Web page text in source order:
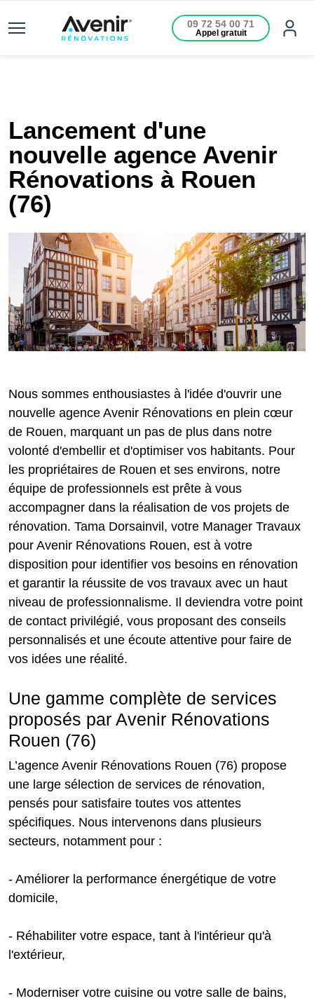
09 72 54 00 71
Appel gratuit
Lancement d'une
nouvelle agence Avenir
Rénovations à Rouen
(76)
Nous sommes enthousiastes à l'idée d'ouvrir une
nouvelle agence Avenir Rénovations en plein cœur
de Rouen, marquant un pas de plus dans notre
volonté d'embellir et d'optimiser vos habitants. Pour
les propriétaires de Rouen et ses environs, notre
équipe de professionnels est prête à vous
accompagner dans la réalisation de vos projets de
rénovation. Tama Dorsainvil, votre Manager Travaux
pour Avenir Rénovations Rouen, est à votre
disposition pour identifier vos besoins en rénovation
et garantir la réussite de vos travaux avec un haut
niveau de professionnalisme. Il deviendra votre point
de contact privilégié, vous proposant des conseils
personnalisés et une écoute attentive pour faire de
vos idées une réalité.
Une gamme complète de services
proposés par Avenir Rénovations
Rouen (76)
L’agence Avenir Rénovations Rouen (76) propose
une large sélection de services de rénovation,
pensés pour satisfaire toutes vos attentes
spécifiques. Nous intervenons dans plusieurs
secteurs, notamment pour :
- Améliorer la performance énergétique de votre
domicile,
- Réhabiliter votre espace, tant à l'intérieur qu'à
l'extérieur,
- Moderniser votre cuisine ou votre salle de bains,